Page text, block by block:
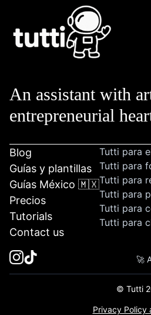
An assistant with
entrepreneurial
Blog
Guías y plantillas
Guías México 🇲🇽
Precios
Tutorials
Contact us
Tutti para
Tutti para
Tutti para
Tutti para
Tutti para
Tutti para
🚀
© Tutti
Privacy Policy